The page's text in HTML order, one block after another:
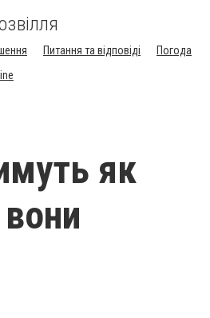
Питання та відповіді
Погода
як